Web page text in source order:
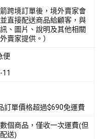
箭跨境訂單後，境外賣家會
直接配送商品給顧客，與
、圖片、說明及其他相關
賣家提供。）
便
11
訂單價格超過$690免運費
個商品，僅收一次運費(但
送)